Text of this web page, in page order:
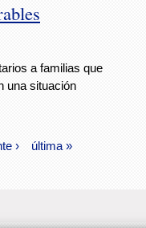
a familias que
una situación
› última »